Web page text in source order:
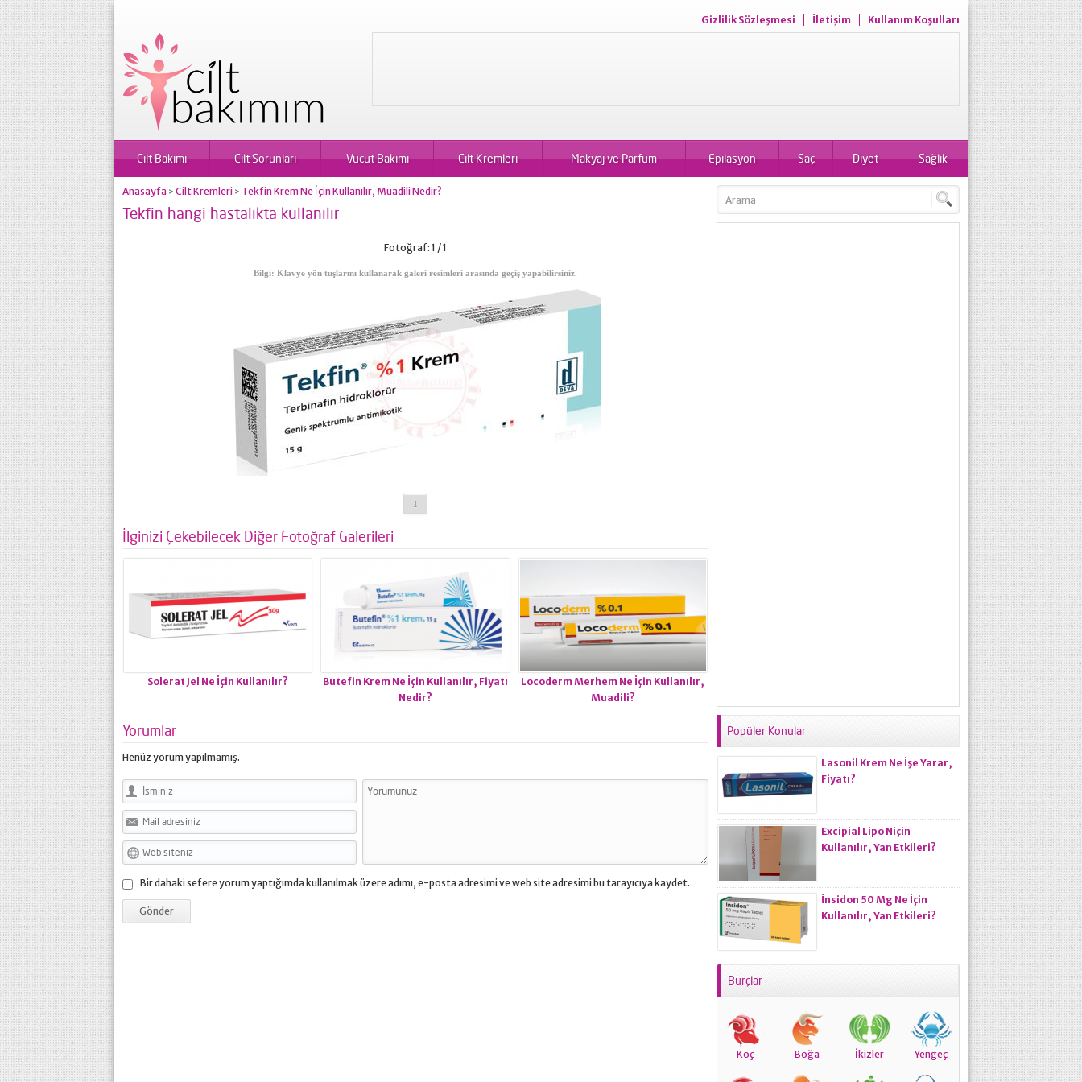
Gizlilik Sözleşmesi İletişim Kullanım Koşulları
Cilt Bakımı Cilt Sorunları Vücut Bakımı Cilt Kremleri Makyaj ve Parfüm Epilasyon Saç Diyet Sağlık
Anasayfa > Cilt Kremleri > Tekfin Krem Ne İçin Kullanılır, Muadili Nedir?
Tekfin hangi hastalıkta kullanılır
Fotoğraf: 1 / 1
Bilgi: Klavye yön tuşlarını kullanarak galeri resimleri arasında geçiş yapabilirsiniz.
1
İlginizi Çekebilecek Diğer Fotoğraf Galerileri
Solerat Jel Ne İçin Kullanılır?
Butefin Krem Ne İçin Kullanılır, Fiyatı
Nedir?
Locoderm Merhem Ne İçin Kullanılır,
Muadili?
Yorumlar
Henüz yorum yapılmamış.
Bir dahaki sefere yorum yaptığımda kullanılmak üzere adımı, e-posta adresimi ve web site adresimi bu tarayıcıya kaydet.
Popüler Konular
Lasonil Krem Ne İşe Yarar,
Fiyatı?
Excipial Lipo Niçin
Kullanılır, Yan Etkileri?
İnsidon 50 Mg Ne İçin
Kullanılır, Yan Etkileri?
Burçlar
Koç Boğa İkizler Yengeç